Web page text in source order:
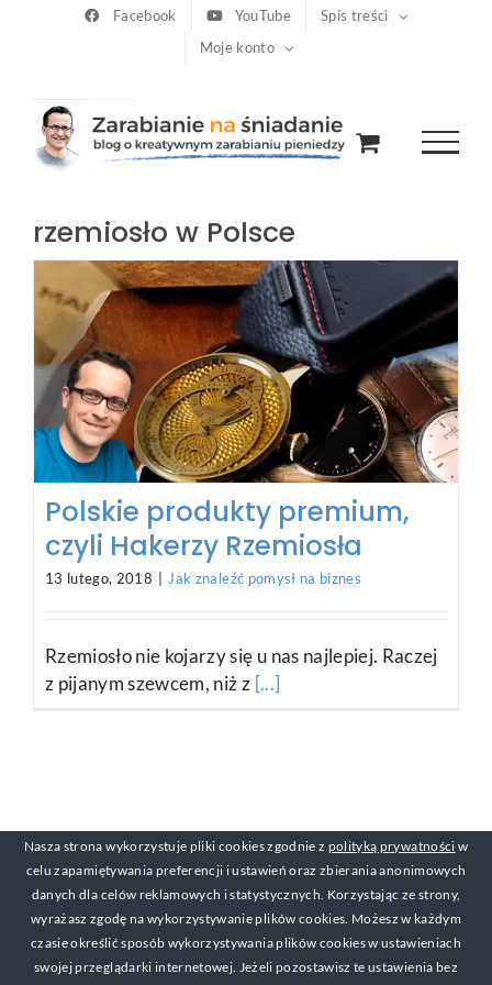
Facebook YouTube
Spis treści
Moje konto
rzemiosło w Polsce
Polskie produkty premium,
czyli Hakerzy Rzemiosła
13 lutego, 2018 Jak znaleźć pomysł na biznes
Rzemiosło nie kojarzy się u nas najlepiej. Raczej
z pijanym szewcem, niż z [...]
Nasza strona wykorzystuje pliki cookies zgodnie z polityką prywatności w
celu zapamiętywania preferencji i ustawień oraz zbierania anonimowych
danych dla celów reklamowych i statystycznych. Korzystając ze strony,
wyrażasz zgodę na wykorzystywanie plików cookies. Możesz w każdym
czasie określić sposób wykorzystywania plików cookies w ustawieniach
swojej przeglądarki internetowej. Jeżeli pozostawisz te ustawienia bez